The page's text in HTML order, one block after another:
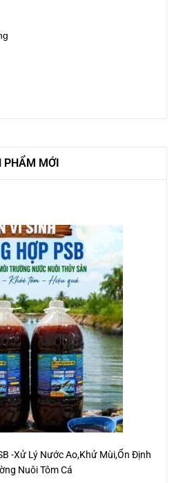
PHẨM MỚI
-Xử Lý Nước Ao,Khử Mùi,Ổn Định
Nuôi Tôm Cá